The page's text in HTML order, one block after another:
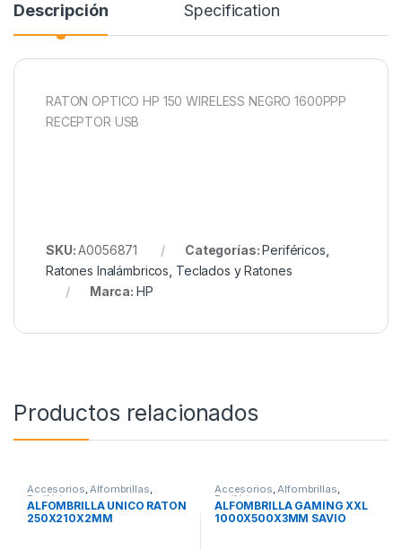
Descripción Specification
RATON OPTICO HP 150 WIRELESS NEGRO 1600PPP
RECEPTOR USB
SKU:A0056871 Categorías:Periféricos
Ratones Inalámbricos Teclados y Ratones
Marca: HP
Productos relacionados
Accesorios,Alfombrillas,
Periféricos
ALFOMBRILLA UNICO RATON
250X210X2MM
Accesorios,Alfombrillas,
Periféricos
ALFOMBRILLA GAMING XXL
1000X500X3MM SAVIO